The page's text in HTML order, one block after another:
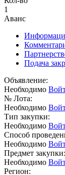
1
Аванс
Подача
Объявление:
Необходимо
№ Лота:
Необходимо
Тип закупки:
Необходимо
Способ
Необходимо
Предмет закупки:
Необходимо
Регион: